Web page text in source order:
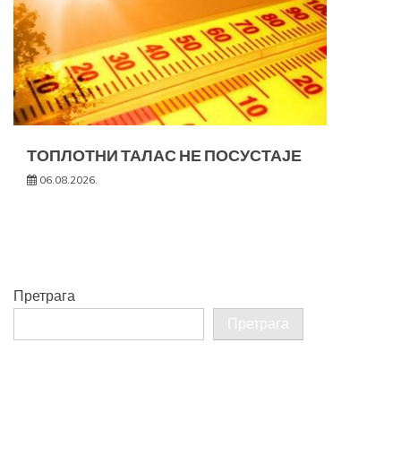
ТОПЛОТНИ ТАЛАС НЕ ПОСУСТАЈЕ
06.08.2026.
Претрага
Претрага